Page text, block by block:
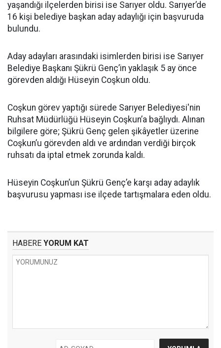
yaşandığı ilçelerden birisi ise Sarıyer oldu. Sarıyer’de
16 kişi belediye başkan aday adaylığı için başvuruda
bulundu.
Aday adayları arasındaki isimlerden birisi ise Sarıyer
Belediye Başkanı Şükrü Genç’in yaklaşık 5 ay önce
görevden aldığı Hüseyin Coşkun oldu.
Coşkun görev yaptığı sürede Sarıyer Belediyesi'nin
Ruhsat Müdürlüğü Hüseyin Coşkun’a bağlıydı. Alınan
bilgilere göre; Şükrü Genç gelen şikâyetler üzerine
Coşkun’u görevden aldı ve ardından verdiği birçok
ruhsatı da iptal etmek zorunda kaldı.
Hüseyin Coşkun’un Şükrü Genç’e karşı aday adaylık
başvurusu yapması ise ilçede tartışmalara eden oldu.
HABERE YORUM KAT